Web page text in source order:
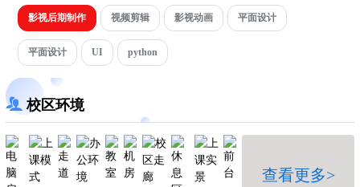
影视后期制作 视频剪辑 影视动画 平面设计
平面设计 UI python
校区环境
查看更多>